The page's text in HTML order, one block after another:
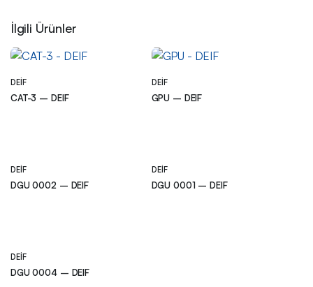
İlgili Ürünler
DEIF
CAT-3 – DEIF
DEIF
GPU – DEIF
DEIF
DGU 0002 – DEIF
DEIF
DGU 0001 – DEIF
DEIF
DGU 0004 – DEIF